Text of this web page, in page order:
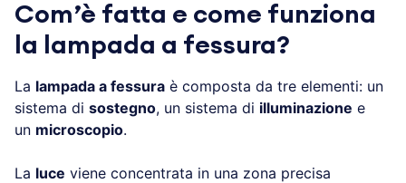
Com’è fatta e come funziona
la lampada a fessura?
La lampada a fessura è composta da tre elementi: un
sistema di sostegno, un sistema di illuminazione e
un microscopio.
La luce viene concentrata in una zona precisa